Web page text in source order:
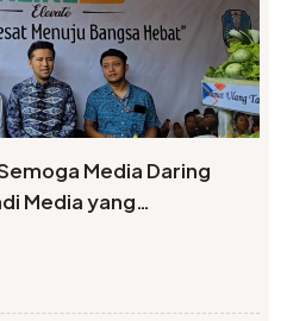
Media Daring
Media yang